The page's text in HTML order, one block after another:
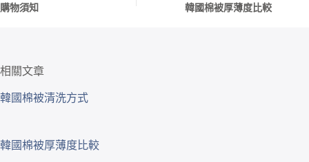
購物須知 韓國棉被厚薄度比較
相關文章
韓國棉被清洗方式
韓國棉被厚薄度比較